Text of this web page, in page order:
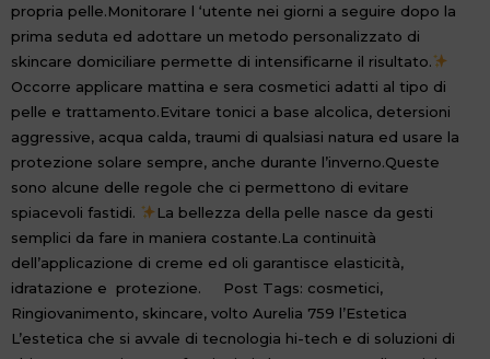
propria pelle.Monitorare l ‘utente nei giorni a seguire dopo la
prima seduta ed adottare un metodo personalizzato di
skincare domiciliare permette di intensificarne il risultato.
Occorre applicare mattina e sera cosmetici adatti al tipo di
pelle e trattamento.Evitare tonici a base alcolica, detersioni
aggressive, acqua calda, traumi di qualsiasi natura ed usare la
protezione solare sempre, anche durante l’inverno.Queste
sono alcune delle regole che ci permettono di evitare
spiacevoli fastidi.
La bellezza della pelle nasce da gesti
semplici da fare in maniera costante.La continuità
dell’applicazione di creme ed oli garantisce elasticità,
idratazione e protezione. Post Tags: cosmetici,
Ringiovanimento, skincare, volto Aurelia 759 l’Estetica
L’estetica che si avvale di tecnologia hi-tech e di soluzioni di